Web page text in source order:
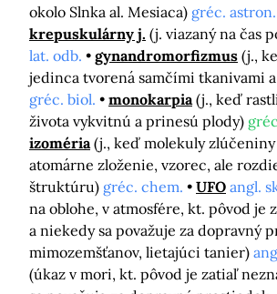
okolo Slnka al. Mesiaca) gréc. astron.
krepuskulárny j. (j. viazaný na čas
lat. odb.
gynandromorfizmus (j.,
jedinca tvorená samčími tkanivami
gréc. biol.
monokarpia (j., keď
života vykvitnú a prinesú plody)
izoméria (j., keď molekuly
atomárne zloženie, vzorec, ale
štruktúru) gréc. chem. UFO angl.
na oblohe, v atmosfére, kt. pôvod je
a niekedy sa považuje za dopravný
mimozemšťanov, lietajúci tanier)
(úkaz v mori, kt. pôvod je zatiaľ